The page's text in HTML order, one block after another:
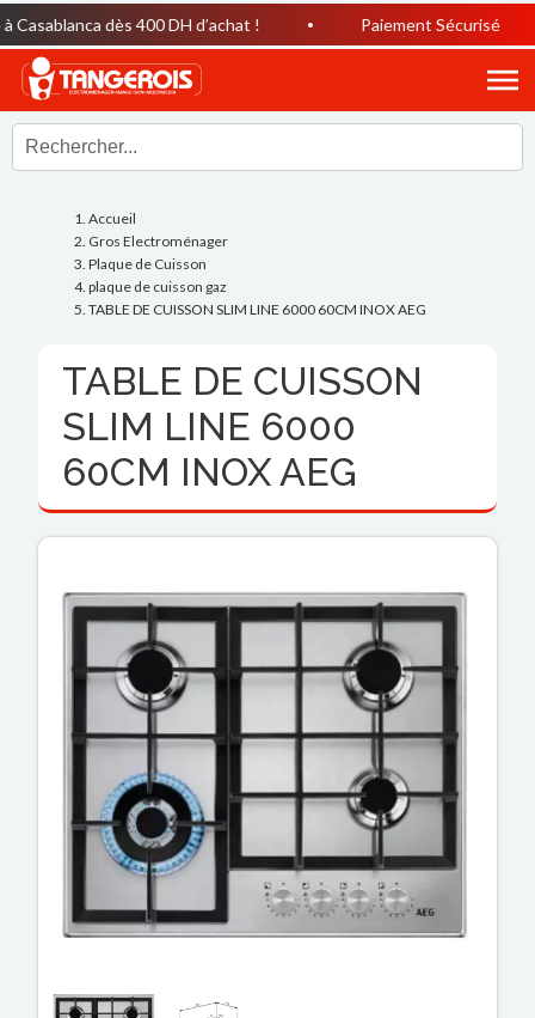
dès 400 DH d’achat ! Paiement Sécurisé
Accueil
Gros Electroménager
Plaque de Cuisson
plaque de cuisson gaz
TABLE DE CUISSON SLIM LINE 6000 60CM INOX AEG
TABLE DE CUISSON
SLIM LINE 6000
60CM INOX AEG